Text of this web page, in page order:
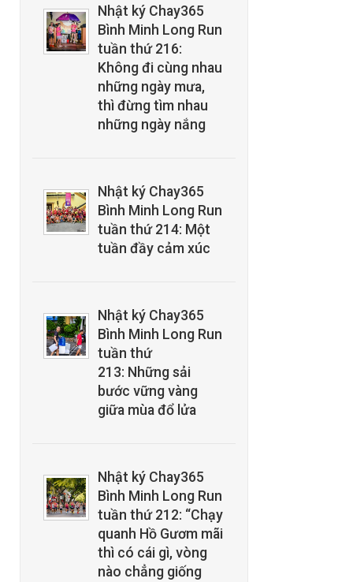
Nhật ký Chay365
Bình Minh Long Run
tuần thứ 216:
Không đi cùng nhau
những ngày mưa,
thì đừng tìm nhau
những ngày nắng
Nhật ký Chay365
Bình Minh Long Run
tuần thứ 214: Một
tuần đầy cảm xúc
Nhật ký Chay365
Bình Minh Long Run
tuần thứ
213: Những sải
bước vững vàng
giữa mùa đổ lửa
Nhật ký Chay365
Bình Minh Long Run
tuần thứ 212: “Chạy
quanh Hồ Gươm mãi
thì có cái gì, vòng
nào chẳng giống